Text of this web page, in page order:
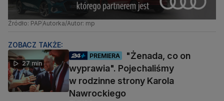
Źródło: PAPAutorka/Autor: mp
ZOBACZ TAKŻE:
27 min
PREMIERA
"Żenada, co on
wyprawia". Pojechaliśmy
w rodzinne strony Karola
Nawrockiego